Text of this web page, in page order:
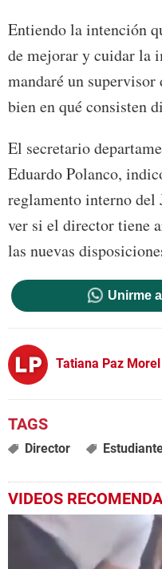
Entiendo la intención
de mejorar y cuidar la
mandaré un
bien en qué consisten
El secretario
Eduardo Polanco,
reglamento interno del
ver si el director tiene
las nuevas
Unirme
Tatiana Paz Morel
Director
VIDEOS